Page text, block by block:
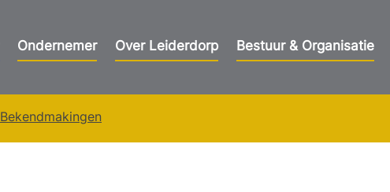
Ondernemer Over Leiderdorp Bestuur & Organisatie
Bekendmakingen